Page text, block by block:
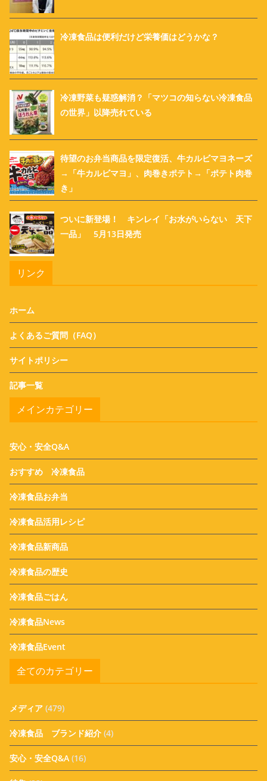
冷凍食品は便利だけど栄養価はどうかな？
冷凍野菜も疑惑解消？「マツコの知らない冷凍食品
の世界」以降売れている
待望のお弁当商品を限定復活、牛カルビマヨネーズ
→「牛カルビマヨ」、肉巻きポテト→「ポテト肉巻
き」
ついに新登場！ キンレイ「お水がいらない 天下
一品」 5月13日発売
リンク
ホーム
よくあるご質問（FAQ）
サイトポリシー
記事一覧
メインカテゴリー
安心・安全Q&A
おすすめ 冷凍食品
冷凍食品お弁当
冷凍食品活用レシピ
冷凍食品新商品
冷凍食品の歴史
冷凍食品ごはん
冷凍食品News
冷凍食品Event
全てのカテゴリー
メディア (479)
冷凍食品 ブランド紹介 (4)
安心・安全Q&A (16)